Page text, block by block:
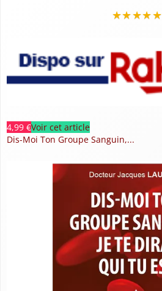
★★★★★
4,99 €Voir cet article
Dis-Moi Ton Groupe Sanguin,...